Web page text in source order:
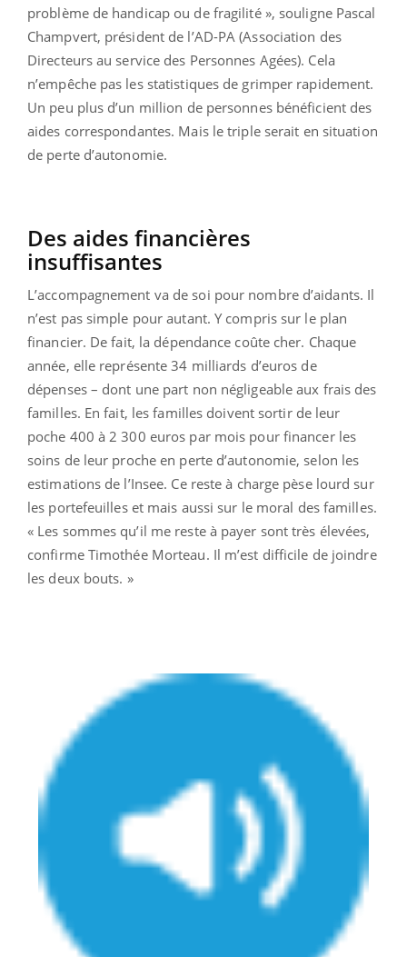
problème de handicap ou de fragilité », souligne Pascal
Champvert, président de l’AD-PA (Association des
Directeurs au service des Personnes Agées). Cela
n’empêche pas les statistiques de grimper rapidement.
Un peu plus d’un million de personnes bénéficient des
aides correspondantes. Mais le triple serait en situation
de perte d’autonomie.
Des aides financières
insuffisantes
L’accompagnement va de soi pour nombre d’aidants. Il
n’est pas simple pour autant. Y compris sur le plan
financier. De fait, la dépendance coûte cher. Chaque
année, elle représente 34 milliards d’euros de
dépenses – dont une part non négligeable aux frais des
familles. En fait, les familles doivent sortir de leur
poche 400 à 2 300 euros par mois pour financer les
soins de leur proche en perte d’autonomie, selon les
estimations de l’Insee. Ce reste à charge pèse lourd sur
les portefeuilles et mais aussi sur le moral des familles.
« Les sommes qu’il me reste à payer sont très élevées,
confirme Timothée Morteau. Il m’est difficile de joindre
les deux bouts. »